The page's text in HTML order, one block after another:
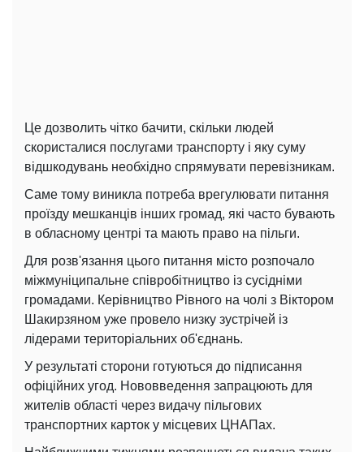
Це дозволить чітко бачити, скільки людей
скористалися послугами транспорту і яку суму
відшкодувань необхідно спрямувати перевізникам.
Саме тому виникла потреба врегулювати питання
проїзду мешканців інших громад, які часто бувають
в обласному центрі та мають право на пільги.
Для розв'язання цього питання місто розпочало
міжмуніципальне співробітництво із сусідніми
громадами. Керівництво Рівного на чолі з Віктором
Шакирзяном уже провело низку зустрічей із
лідерами територіальних об'єднань.
У результаті сторони готуються до підписання
офіційних угод. Нововведення запрацюють для
жителів області через видачу пільгових
транспортних карток у місцевих ЦНАПах.